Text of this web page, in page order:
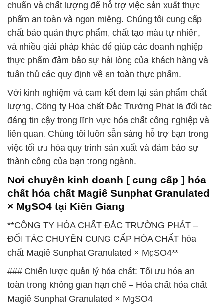
chuẩn và chất lượng để hỗ trợ việc sản xuất thực
phẩm an toàn và ngon miệng. Chúng tôi cung cấp
chất bảo quản thực phẩm, chất tạo màu tự nhiên,
và nhiều giải pháp khác để giúp các doanh nghiệp
thực phẩm đảm bảo sự hài lòng của khách hàng và
tuân thủ các quy định về an toàn thực phẩm.
Với kinh nghiệm và cam kết đem lại sản phẩm chất
lượng, Công ty Hóa chất Đắc Trường Phát là đối tác
đáng tin cậy trong lĩnh vực hóa chất công nghiệp và
liên quan. Chúng tôi luôn sẵn sàng hỗ trợ bạn trong
việc tối ưu hóa quy trình sản xuất và đảm bảo sự
thành công của bạn trong ngành.
Nơi chuyên kinh doanh [ cung cấp ] hóa
chất hóa chất Magiê Sunphat Granulated
× MgSO4 tại Kiên Giang
**CÔNG TY HÓA CHẤT ĐẮC TRƯỜNG PHÁT –
ĐỐI TÁC CHUYÊN CUNG CẤP HÓA CHẤT hóa
chất Magiê Sunphat Granulated × MgSO4**
### Chiến lược quản lý hóa chất: Tối ưu hóa an
toàn trong không gian hạn chế – Hóa chất hóa chất
Magiê Sunphat Granulated × MgSO4